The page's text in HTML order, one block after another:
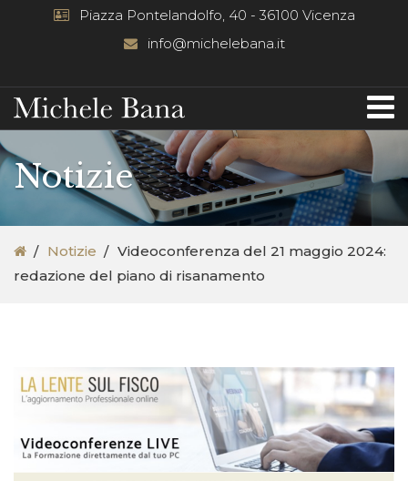
Piazza Pontelandolfo, 40 - 36100 Vicenza
info@michelebana.it
Notizie
Notizie
Videoconferenza del 21 maggio 2024:
redazione del piano di risanamento